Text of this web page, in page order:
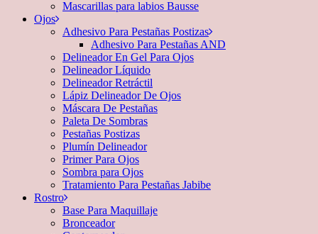
Mascarillas para labios Bausse
Ojos
Adhesivo Para Pestañas Postizas
Adhesivo Para Pestañas AND
Delineador En Gel Para Ojos
Delineador Líquido
Delineador Retráctil
Lápiz Delineador De Ojos
Máscara De Pestañas
Paleta De Sombras
Pestañas Postizas
Plumín Delineador
Primer Para Ojos
Sombra para Ojos
Tratamiento Para Pestañas Jabibe
Rostro
Base Para Maquillaje
Bronceador